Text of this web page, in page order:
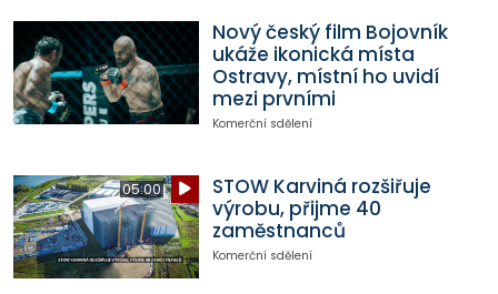
Nový český film Bojovník
ukáže ikonická místa
Ostravy, místní ho uvidí
mezi prvními
Komerční sdělení
05:00
STOW Karviná rozšiřuje
výrobu, přijme 40
zaměstnanců
Komerční sdělení